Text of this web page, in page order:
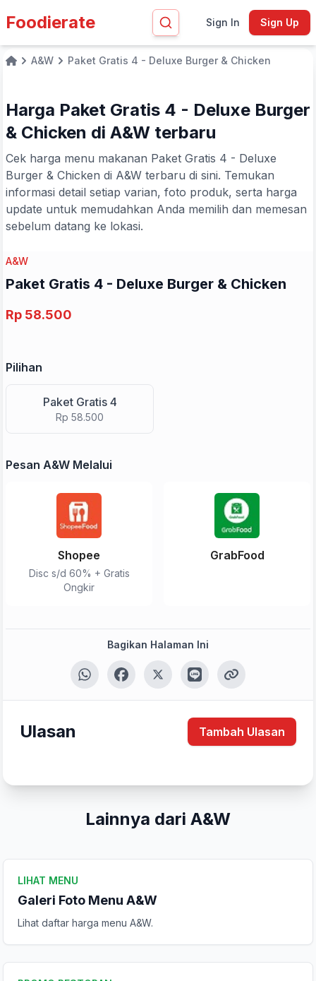
Foodierate Sign In Sign Up
HomeA&W Paket Gratis 4 - Deluxe Burger & Chicken
Harga Paket Gratis 4 - Deluxe Burger
& Chicken di A&W terbaru
Cek harga menu makanan Paket Gratis 4 - Deluxe
Burger & Chicken di A&W terbaru di sini. Temukan
informasi detail setiap varian, foto produk, serta harga
update untuk memudahkan Anda memilih dan memesan
sebelum datang ke lokasi.
A&W
Paket Gratis 4 - Deluxe Burger & Chicken
Rp 58.500
Pilihan
Paket Gratis 4
Rp 58.500
Pesan A&W Melalui
Shopee
Disc s/d 60% + Gratis
Ongkir
GrabFood
Bagikan Halaman Ini
Ulasan Tambah Ulasan
Lainnya dari A&W
LIHAT MENU
Galeri Foto Menu A&W
Lihat daftar harga menu A&W.
Tulis Ulasan